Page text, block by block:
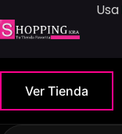
al
Usa
Ver Tienda